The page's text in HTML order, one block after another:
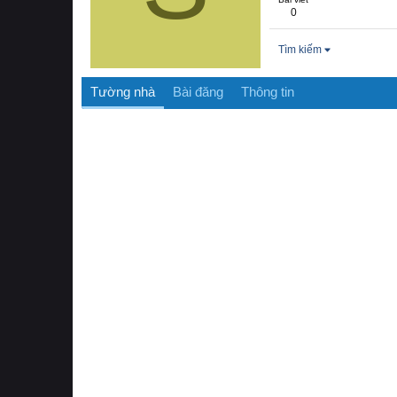
0
Tìm kiếm
Tường nhà Bài đăng Thông tin